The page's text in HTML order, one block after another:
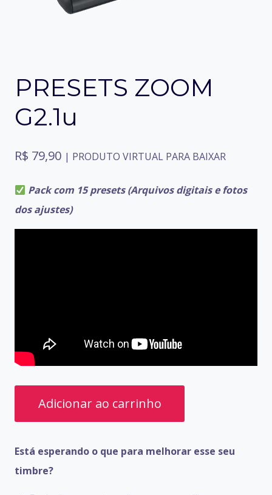
PRESETS ZOOM
G2.1u
R$ 79,90 | PRODUTO VIRTUAL PARA BAIXAR
Pack com 15 presets (Arquivos digitais e fotos
dos ajustes)
quantidade
Adicionar ao carrinho
Está esperando o que para melhorar esse seu
timbre?